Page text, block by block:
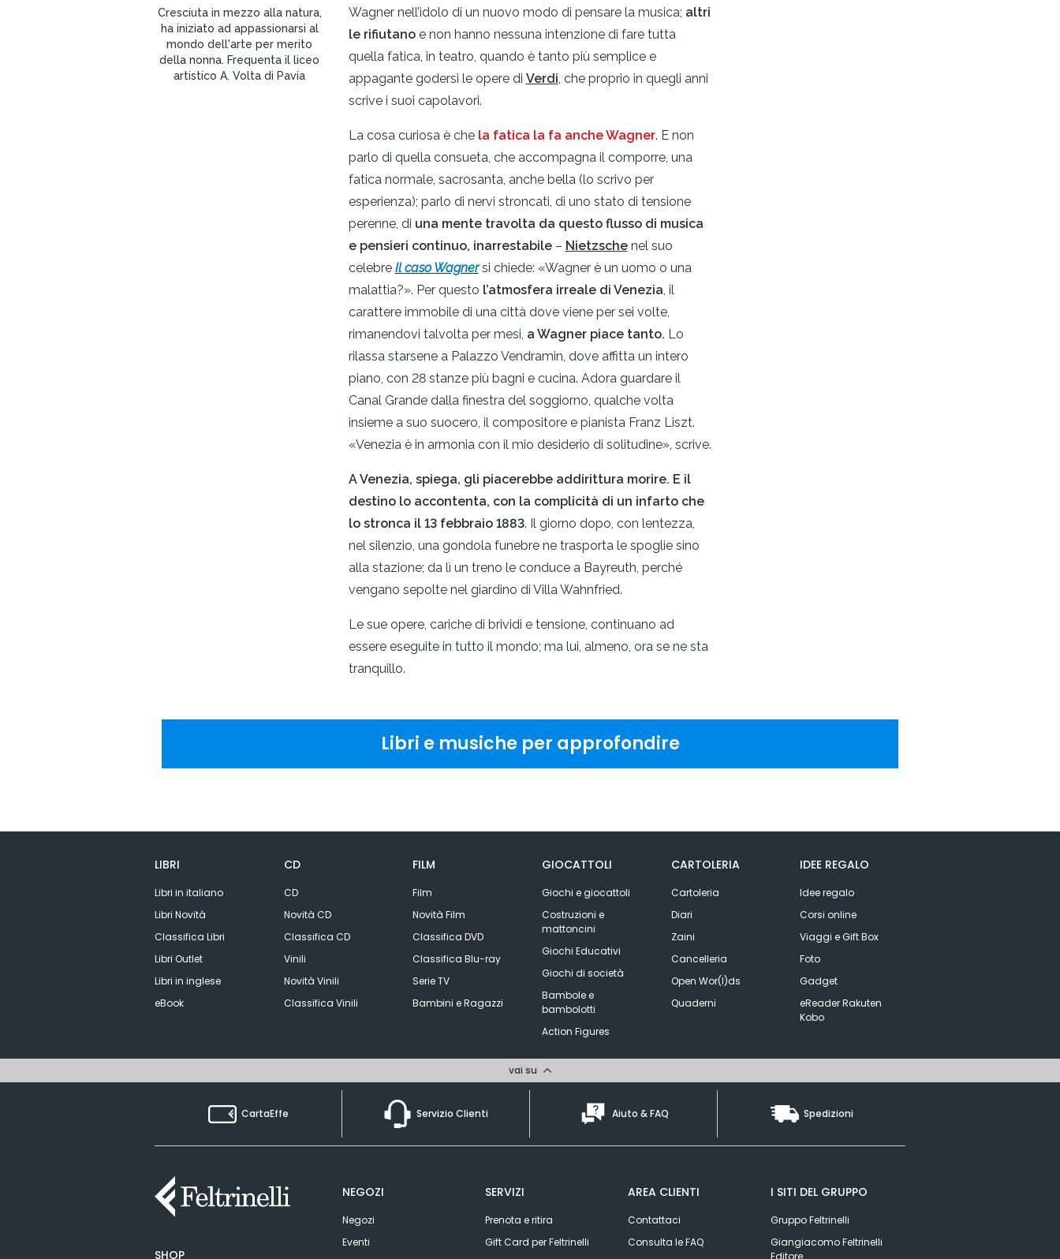
Cresciuta in mezzo alla natura,
ha iniziato ad appassionarsi al
mondo dell'arte per merito
della nonna. Frequenta il liceo
artistico A. Volta di Pavia
Wagner nell’idolo di un nuovo modo di pensare la musica; altri
le rifiutanoe non hanno nessuna intenzione di fare tutta
quella fatica, in teatro, quando è tanto più semplice e
appagante godersi le opere di Verdi, che proprio in quegli anni
scrive i suoi capolavori.
La cosa curiosa è che la fatica la fa anche Wagner. E non
parlo di quella consueta, che accompagna il comporre, una
fatica normale, sacrosanta, anche bella (lo scrivo per
esperienza); parlo di nervi stroncati, di uno stato di tensione
perenne, di una mente travolta da questo flusso di musica
e pensieri continuo, inarrestabile– Nietzschenel suo
celebre Il caso Wagnersi chiede: «Wagner è un uomo o una
malattia?». Per questo l’atmosfera irreale di Venezia, il
carattere immobile di una città dove viene per sei volte,
rimanendovi talvolta per mesi, a Wagner piace tanto. Lo
rilassa starsene a Palazzo Vendramin, dove affitta un intero
piano, con 28 stanze più bagni e cucina. Adora guardare il
Canal Grande dalla finestra del soggiorno, qualche volta
insieme a suo suocero, il compositore e pianista Franz Liszt.
«Venezia è in armonia con il mio desiderio di solitudine», scrive.
A Venezia, spiega, gli piacerebbe addirittura morire. E il
destino lo accontenta, con la complicità di un infarto che
lo stronca il 13 febbraio 1883. Il giorno dopo, con lentezza,
nel silenzio, una gondola funebre ne trasporta le spoglie sino
alla stazione; da lì un treno le conduce a Bayreuth, perché
vengano sepolte nel giardino di Villa Wahnfried.
Le sue opere, cariche di brividi e tensione, continuano ad
essere eseguite in tutto il mondo; ma lui, almeno, ora se ne sta
tranquillo.
Libri e musiche per approfondire
LIBRI
Libri in italiano
Libri Novità
Classifica Libri
Libri Outlet
Libri in inglese
eBook
CD
CD
Novità CD
Classifica CD
Vinili
Novità Vinili
Classifica Vinili
FILM
Film
Novità Film
Classifica DVD
Classifica Blu-ray
Serie TV
Bambini e Ragazzi
GIOCATTOLI
Giochi e giocattoli
Costruzioni e
mattoncini
Giochi Educativi
Giochi di società
Bambole e
bambolotti
Action Figures
CARTOLERIA
Cartoleria
Diari
Zaini
Cancelleria
Open Wor(l)ds
Quaderni
IDEE REGALO
Idee regalo
Corsi online
Viaggi e Gift Box
Foto
Gadget
eReader Rakuten
Kobo
vai su
CartaEffe Servizio Clienti Aiuto & FAQ Spedizioni
SHOP
NEGOZI
Negozi
Eventi
SERVIZI
Prenota e ritira
Gift Card per Feltrinelli
AREA CLIENTI
Contattaci
Consulta le FAQ
I SITI DEL GRUPPO
Gruppo Feltrinelli
Giangiacomo Feltrinelli
Editore